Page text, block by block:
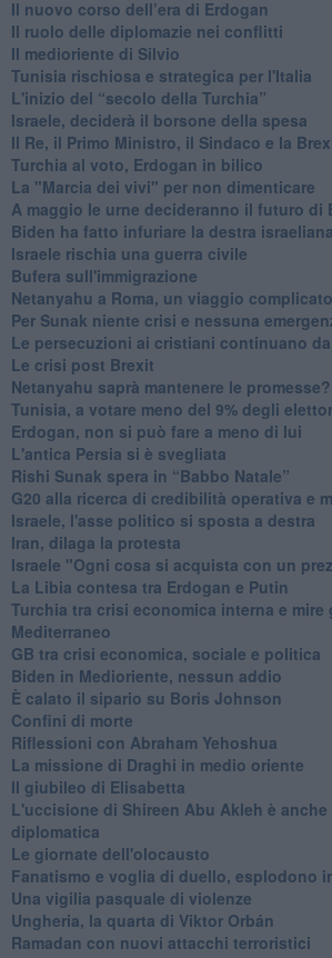
​Il nuovo corso dell’era di Erdogan
Il ruolo delle diplomazie nei conflitti
Il medioriente di Silvio
Tunisia rischiosa e strategica per l'Italia
L'inizio del “secolo della Turchia”
Israele, deciderà il borsone della spesa
Il Re, il Primo Ministro, il Sindaco e la
Turchia al voto, Erdogan in bilico
La "Marcia dei vivi" per non dimenticare
A maggio le urne decideranno il futuro di
Biden ha fatto infuriare la destra israeliana
Israele rischia una guerra civile
Bufera sull'immigrazione
Netanyahu a Roma, un viaggio complicato
Per Sunak niente crisi e nessuna
Le persecuzioni ai cristiani continuano
Le crisi post Brexit
Netanyahu saprà mantenere le promesse?
Tunisia, a votare meno del 9% degli
Erdogan, non si può fare a meno di lui
L'antica Persia si è svegliata
Rishi Sunak spera in “Babbo Natale”
G20 alla ricerca di credibilità operativa e
Israele, l'asse politico si sposta a destra
Iran, dilaga la protesta
Israele "Ogni cosa si acquista con un
La Libia contesa tra Erdogan e Putin
Turchia tra crisi economica interna e
Mediterraneo
GB tra crisi economica, sociale e politica
Biden in Medioriente, nessun addio
È calato il sipario su Boris Johnson
Confini di morte
Riflessioni con Abraham Yehoshua
La missione di Draghi in medio oriente
Il giubileo di Elisabetta
L'uccisione di Shireen Abu Akleh è
diplomatica
Le giornate dell'olocausto
Fanatismo e voglia di duello, esplodono
Una vigilia pasquale di violenze
Ungheria, la quarta di Viktor Orbán
Ramadan con nuovi attacchi terroristici